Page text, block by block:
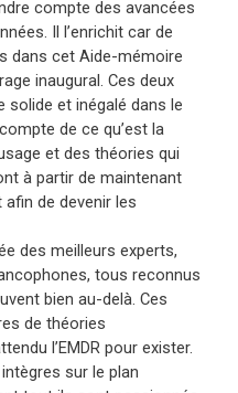
compte des avancées
Il l’enrichit car de
dans cet Aide-mémoire
inaugural. Ces deux
et inégalé dans le
de ce qu’est la
et des théories qui
à partir de maintenant
de devenir les
des meilleurs experts,
tous reconnus
bien au-delà. Ces
de théories
l’EMDR pour exister.
sur le plan